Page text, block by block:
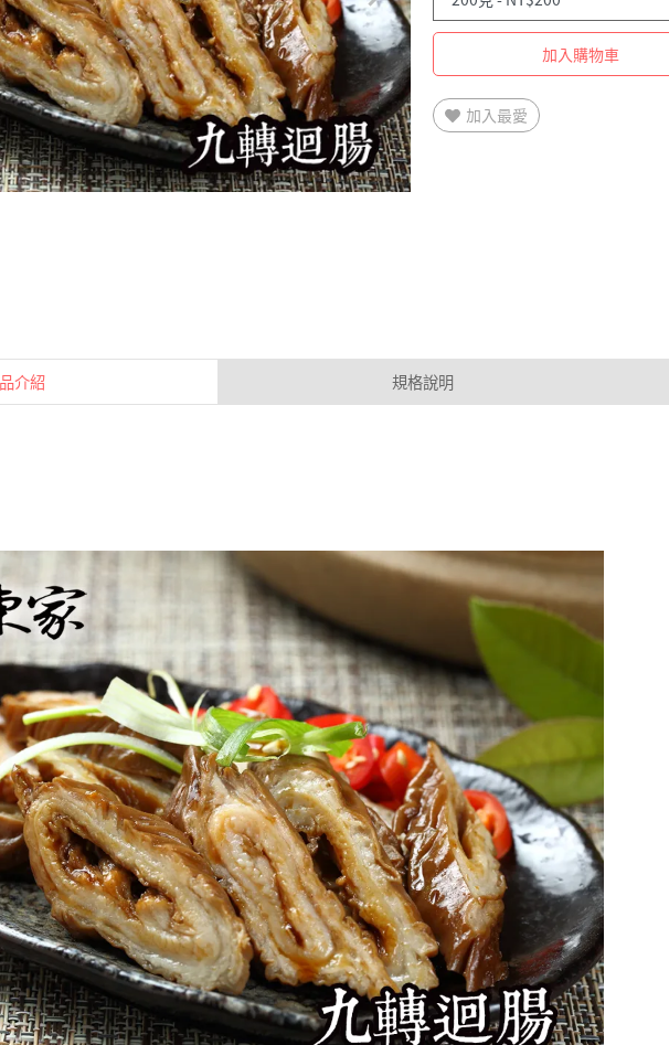
加入購物車
加入最愛
介紹 規格說明